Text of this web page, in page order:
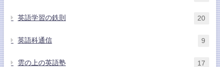
英語学習の鉄則 20
英語科通信 9
雲の上の英語塾 17